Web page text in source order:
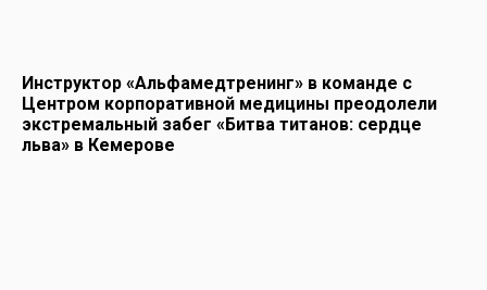
Инструктор «Альфамедтренинг» в команде с
Центром корпоративной медицины преодолели
экстремальный забег «Битва титанов: сердце
льва» в Кемерове